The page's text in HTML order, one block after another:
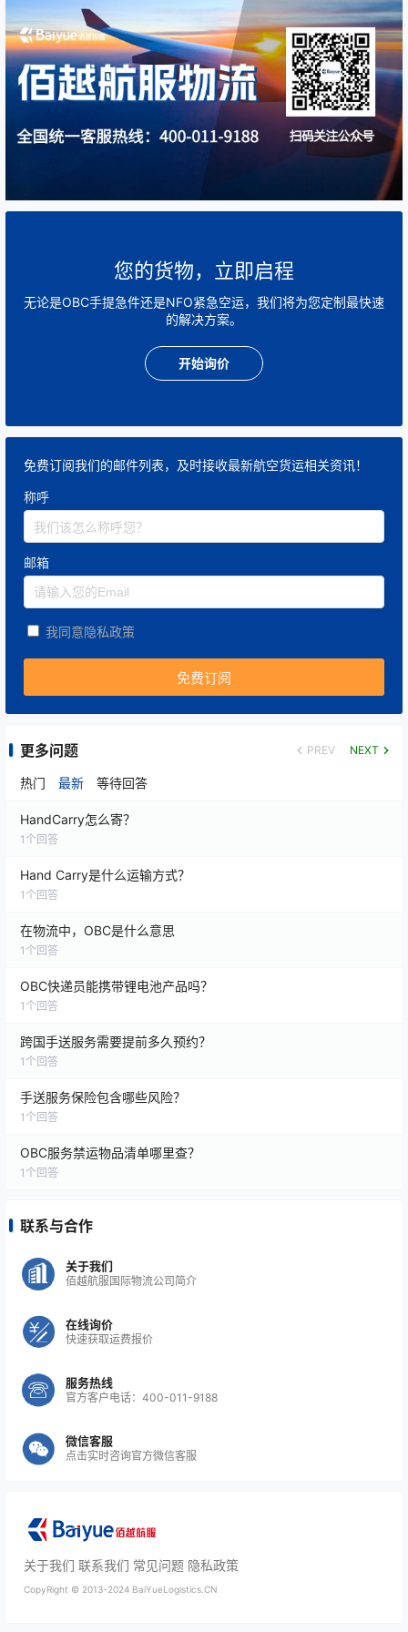
您的货物，立即启程
无论是OBC手提急件还是NFO紧急空运，我们将为您定制最快速
的解决方案。
开始询价
免费订阅我们的邮件列表，及时接收最新航空货运相关资讯！
称呼
邮箱
我同意隐私政策
更多问题 PREV NEXT
热门 最新 等待回答
HandCarry怎么寄？
1 个回答
Hand Carry是什么运输方式？
1 个回答
在物流中，OBC是什么意思
1 个回答
OBC快递员能携带锂电池产品吗？
1 个回答
跨国手送服务需要提前多久预约？
1 个回答
手送服务保险包含哪些风险？
1 个回答
OBC服务禁运物品清单哪里查？
1 个回答
联系与合作
关于我们
佰越航服国际物流公司简介
在线询价
快速获取运费报价
服务热线
官方客户电话：400-011-9188
微信客服
点击实时咨询官方微信客服
关于我们 联系我们 常见问题 隐私政策
CopyRight © 2013-2024 BaiYueLogistics.CN